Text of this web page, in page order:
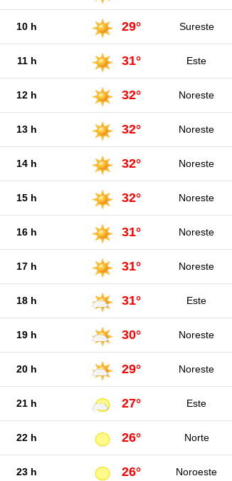
10 h 29° Sureste
11 h 31° Este
12 h 32° Noreste
13 h 32° Noreste
14 h 32° Noreste
15 h 32° Noreste
16 h 31° Noreste
17 h 31° Noreste
18 h 31° Este
19 h 30° Noreste
20 h 29° Noreste
21 h 27° Este
22 h 26° Norte
23 h 26° Noroeste